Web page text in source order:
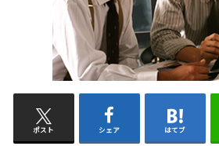
ポスト シェア はてブ